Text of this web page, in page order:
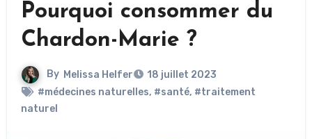
Pourquoi consommer du
Chardon-Marie ?
By Melissa Helfer
18 juillet 2023
#médecines naturelles, #santé, #traitement
naturel